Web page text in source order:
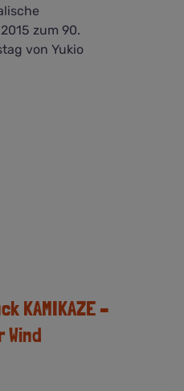
zum 90.
von Yukio
KAMIKAZE –